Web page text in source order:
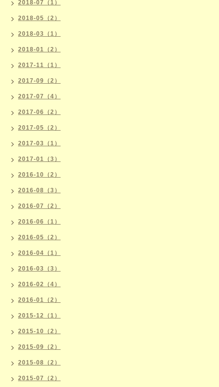
2018-07（1）
2018-05（2）
2018-03（1）
2018-01（2）
2017-11（1）
2017-09（2）
2017-07（4）
2017-06（2）
2017-05（2）
2017-03（1）
2017-01（3）
2016-10（2）
2016-08（3）
2016-07（2）
2016-06（1）
2016-05（2）
2016-04（1）
2016-03（3）
2016-02（4）
2016-01（2）
2015-12（1）
2015-10（2）
2015-09（2）
2015-08（2）
2015-07（2）